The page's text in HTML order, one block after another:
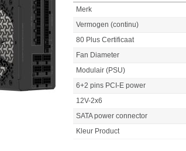
Merk
Vermogen (continu)
80 Plus Certificaat
Fan Diameter
Modulair (PSU)
6+2 pins PCI-E power
12V-2x6
SATA power connector
Kleur Product